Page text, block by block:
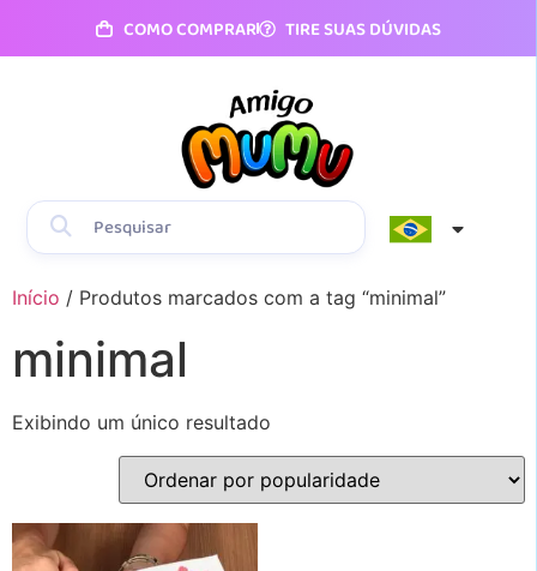
COMO COMPRAR TIRE SUAS DÚVIDAS
Início / Produtos marcados com a tag “minimal”
minimal
Exibindo um único resultado